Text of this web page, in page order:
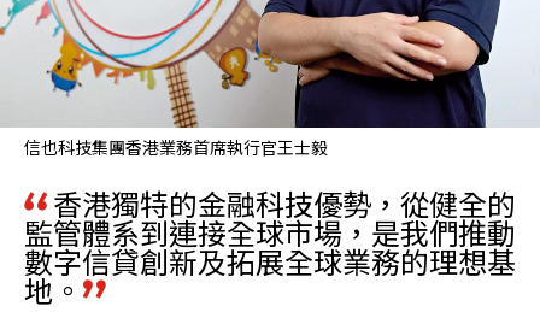
信也科技集團香港業務首席執行官王士毅
香港獨特的金融科技優勢，從健全的
監管體系到連接全球市場，是我們推動
數字信貸創新及拓展全球業務的理想基
地。